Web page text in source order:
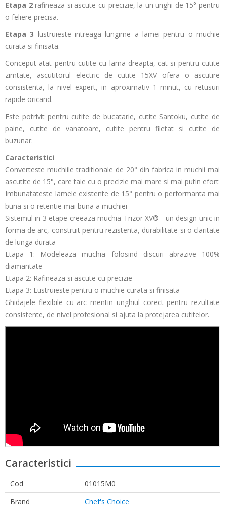
Etapa 2rafineaza si ascute cu precizie, la un unghi de 15° pentru
o feliere precisa.
Etapa 3 lustruieste intreaga lungime a lamei pentru o muchie
curata si finisata.
Conceput atat pentru cutite cu lama dreapta, cat si pentru cutite
zimtate, ascutitorul electric de cutite 15XV ofera o ascutire
consistenta, la nivel expert, in aproximativ 1 minut, cu retusuri
rapide oricand.
Este potrivit pentru cutite de bucatarie, cutite Santoku, cutite de
paine, cutite de vanatoare, cutite pentru filetat si cutite de
buzunar.
Caracteristici
Converteste muchiile traditionale de 20° din fabrica in muchii mai
ascutite de 15°, care taie cu o precizie mai mare si mai putin efort
Imbunatateste lamele existente de 15° pentru o performanta mai
buna si o retentie mai buna a muchiei
Sistemul in 3 etape creeaza muchia Trizor XV® - un design unic in
forma de arc, construit pentru rezistenta, durabilitate si o claritate
de lunga durata
Etapa 1: Modeleaza muchia folosind discuri abrazive 100%
diamantate
Etapa 2: Rafineaza si ascute cu precizie
Etapa 3: Lustruieste pentru o muchie curata si finisata
Ghidajele flexibile cu arc mentin unghiul corect pentru rezultate
consistente, de nivel profesional si ajuta la protejarea cutitelor.
Caracteristici
Cod
01015M0
Brand
Chef's Choice